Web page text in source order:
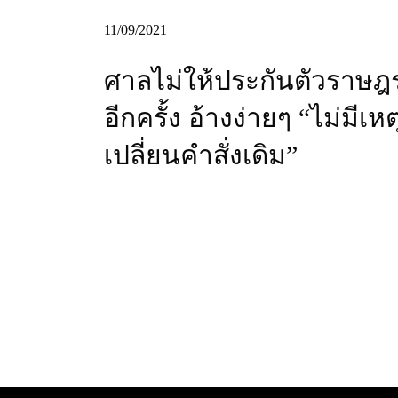
11/09/2021
ศาลไม่ให้ประกันตัวราษฎ
อีกครั้ง อ้างง่ายๆ “ไม่มีเห
เปลี่ยนคำสั่งเดิม”